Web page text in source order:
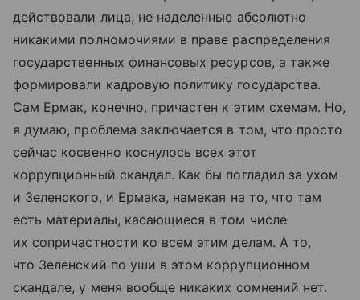
действовали лица, не наделенные абсолютно
никакими полномочиями в праве распределения
государственных финансовых ресурсов, а также
формировали кадровую политику государства.
Сам Ермак, конечно, причастен к этим схемам. Но,
я думаю, проблема заключается в том, что просто
сейчас косвенно коснулось всех этот
коррупционный скандал. Как бы погладил за ухом
и Зеленского, и Ермака, намекая на то, что там
есть материалы, касающиеся в том числе
их сопричастности ко всем этим делам. А то,
что Зеленский по уши в этом коррупционном
скандале, у меня вообще никаких сомнений нет.